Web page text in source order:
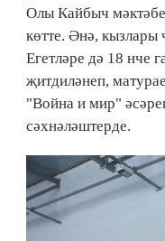
Олы Кайбыч
көтте. Әнә, кызлары
Егетләре дә 18 нче
җитдиләнеп,
"Война и мир"
сәхнәләштерде.